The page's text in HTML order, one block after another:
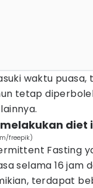
waktu puasa,
tetap
freepik)
Fasting
selama 16 jam
terdapat